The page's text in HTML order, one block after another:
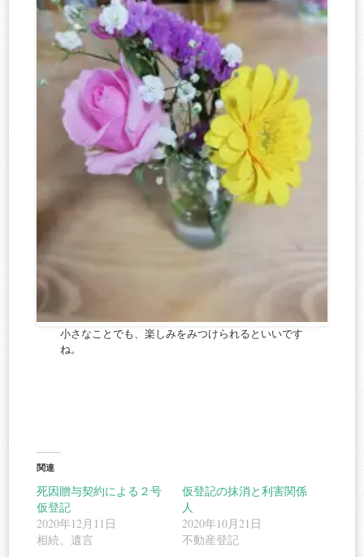
小さなことでも、楽しみをみつけられるといいです
ね。
関連
死因贈与契約による２号
仮登記
2020年12月11日
相続、遺言
仮登記の抹消と利害関係
人
2020年10月21日
不動産登記